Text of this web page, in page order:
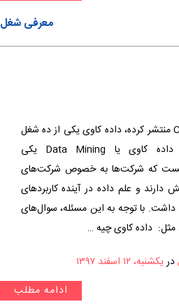
معرفی شغل
طبق آماری که CNN منتشر کرده، داده کاوی یکی از ده شغل
پردرآمد دنیاست. داده کاوی یا Data Mining یکی
که شرکت‌‌ها به خصوص شرکت‌های
دارند و علم داده در آینده کاربردهای
داشت. با توجه به این مسئله، سوال‌های
مثل: داده کاوی چیه …
دریکشنبه، ۱۲ اسفند ۱۳۹۷
ادامه مطلب